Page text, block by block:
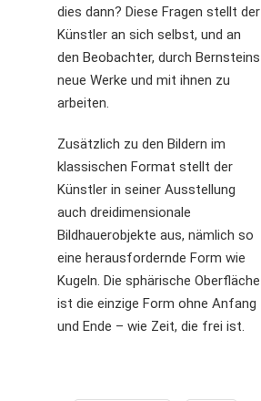
dies dann? Diese Fragen stellt der
Künstler an sich selbst, und an
den Beobachter, durch Bernsteins
neue Werke und mit ihnen zu
arbeiten.
Zusätzlich zu den Bildern im
klassischen Format stellt der
Künstler in seiner Ausstellung
auch dreidimensionale
Bildhauerobjekte aus, nämlich so
eine herausfordernde Form wie
Kugeln. Die sphärische Oberfläche
ist die einzige Form ohne Anfang
und Ende – wie Zeit, die frei ist.